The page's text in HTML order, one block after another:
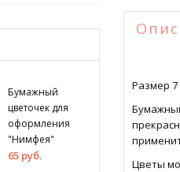
Бумажный
цветочек для
оформления
"Нимфея"
65 руб.
Размер 7
Цветы